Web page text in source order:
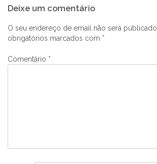
de
artigos
Deixe um comentário
O seu endereço de email não será publicado.
obrigatórios marcados com *
Comentário *